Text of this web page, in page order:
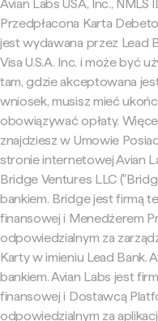
Avian Labs USA, Inc.,
Przedpłacona Karta
jest wydawana przez Lead
Visa U.S.A. Inc. i może być
tam, gdzie akceptowana
wniosek, musisz mieć
obowiązywać opłaty.
znajdziesz w Umowie
stronie internetowej Avian
Bridge Ventures LLC
bankiem. Bridge jest firmą
finansowej i Menedżerem
odpowiedzialnym za
Karty w imieniu Lead Bank.
bankiem. Avian Labs jest
finansowej i Dostawcą
odpowiedzialnym za